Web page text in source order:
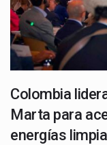
Colombia
Marta para
energías